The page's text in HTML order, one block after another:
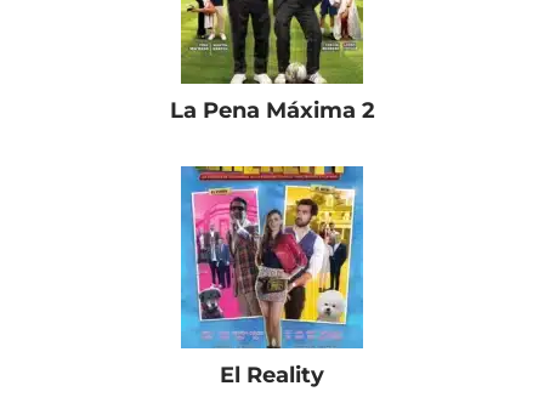
La Pena Máxima 2
El Reality